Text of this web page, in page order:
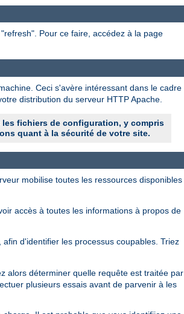
Pour ce faire, accédez à la page
Ceci s'avère intéressant dans le cadre
distribution du serveur HTTP Apache.
les fichiers de configuration, y compris
quant à la sécurité de votre site.
mobilise toutes les ressources disponibles
accès à toutes les informations à propos de
d'identifier les processus coupables. Triez
alors déterminer quelle requête est traitée par
plusieurs essais avant de parvenir à les